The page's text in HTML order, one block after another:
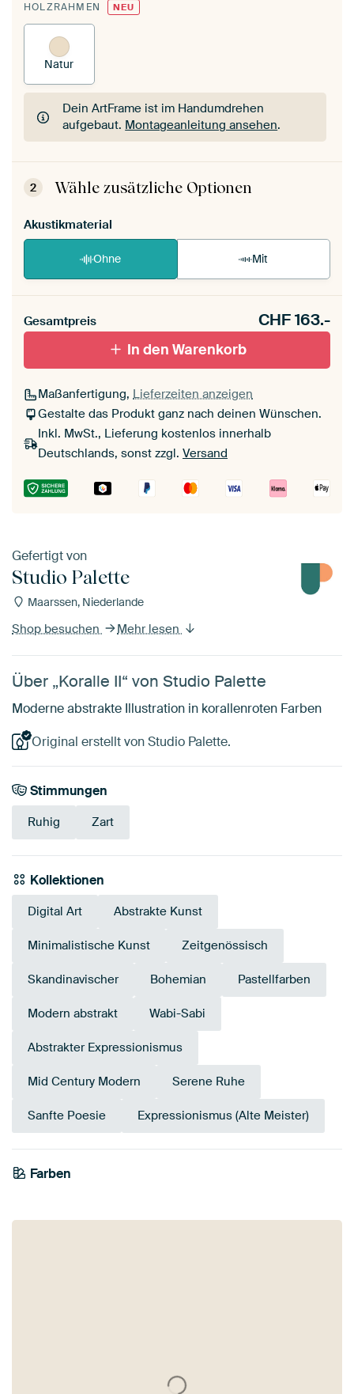
HOLZRAHMEN NEU
Natur
Dein ArtFrame ist im Handumdrehen
aufgebaut. Montageanleitung ansehen.
Dein ArtFrame ist im Handumdrehen
aufgebaut.Montageanleitung ansehen
2 Wähle zusätzliche Optionen
Akustikmaterial
Ohne Mit
Gesamtpreis CHF163.-
In den Warenkorb
Maßanfertigung, Lieferzeiten anzeigen
Gestalte das Produkt ganz nach deinen Wünschen.
Inkl. MwSt., Lieferung kostenlos innerhalb
Deutschlands, sonst zzgl. Versand
Gefertigt von
Studio Palette
Maarssen, Niederlande
Shop besuchen Mehr lesen
Über „Koralle II“ von Studio Palette
Moderne abstrakte Illustration in korallenroten Farben
Original erstellt von Studio Palette.
Stimmungen
Ruhig Zart
Kollektionen
Digital Art Abstrakte Kunst
Minimalistische Kunst Zeitgenössisch
Skandinavischer Bohemian Pastellfarben
Modern abstrakt Wabi-Sabi
Abstrakter Expressionismus
Mid Century Modern Serene Ruhe
Sanfte Poesie Expressionismus (Alte Meister)
Farben
Braun
Rosa